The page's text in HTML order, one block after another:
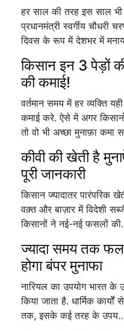
हर साल की तरह इस साल
प्रधानमंत्री स्वर्गीय चौधरी
दिवस के रूप में देशभर में
किसान इन 3 पेड़ों
की कमाई!
वर्तमान समय में हर व्यक्ति
कमाई करे. ऐसे में अगर
तो वो भी अच्छा मुनाफ़ा कमा
कीवी की खेती है
पूरी जानकारी
किसान ज्यादातर पारंपरिक
वक़्त और बाज़ार में विदेशी
किसानों ने नई-नई फसलों
ज्यादा समय तक
होगा बंपर मुनाफा
नारियल का उपयोग भारत के
किया जाता है. धार्मिक
तक, इसके कई तरह के